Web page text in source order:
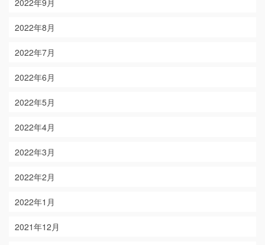
2022年9月
2022年8月
2022年7月
2022年6月
2022年5月
2022年4月
2022年3月
2022年2月
2022年1月
2021年12月